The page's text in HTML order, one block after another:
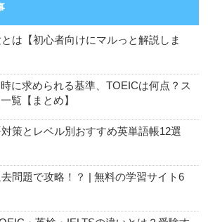
は【初心者向けにマルっと解説しま
に求められる基準、TOEICは何点？ス
覧【まとめ】
策とレベル別おすすめ英単語帳12選
問題で攻略！？ | 無料の学習サイト6